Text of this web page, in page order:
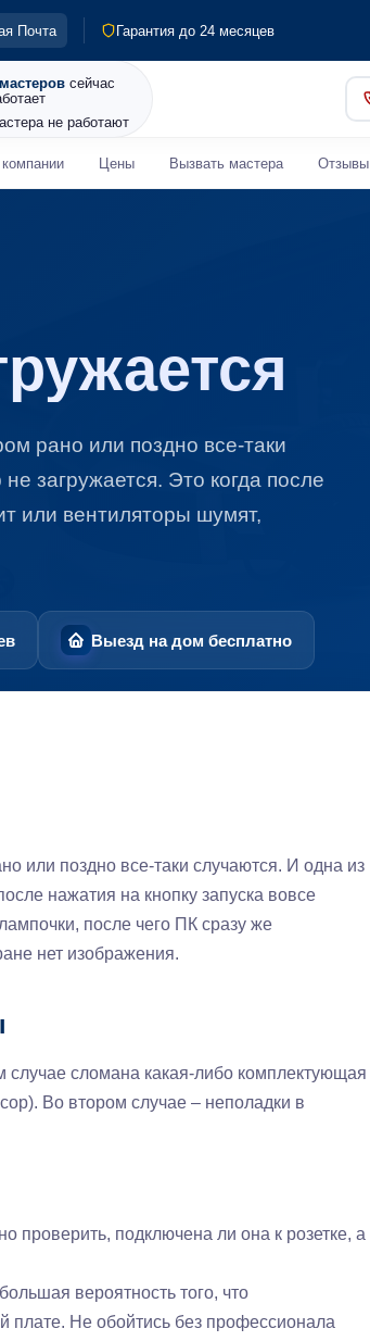
Почта
Диагностика 0 грн
сейчас
не работают
Цены Вызвать мастера Отзывы
рано или поздно все-таки
загружается. Это когда после
или вентиляторы шумят,
Выезд на дом бесплатно
или поздно все-таки случаются. И одна из
нажатия на кнопку запуска вовсе
после чего ПК сразу же
нет изображения.
сломана какая-либо комплектующая
Во втором случае – неполадки в
проверить, подключена ли она к розетке, а
вероятность того, что
плате. Не обойтись без профессионала